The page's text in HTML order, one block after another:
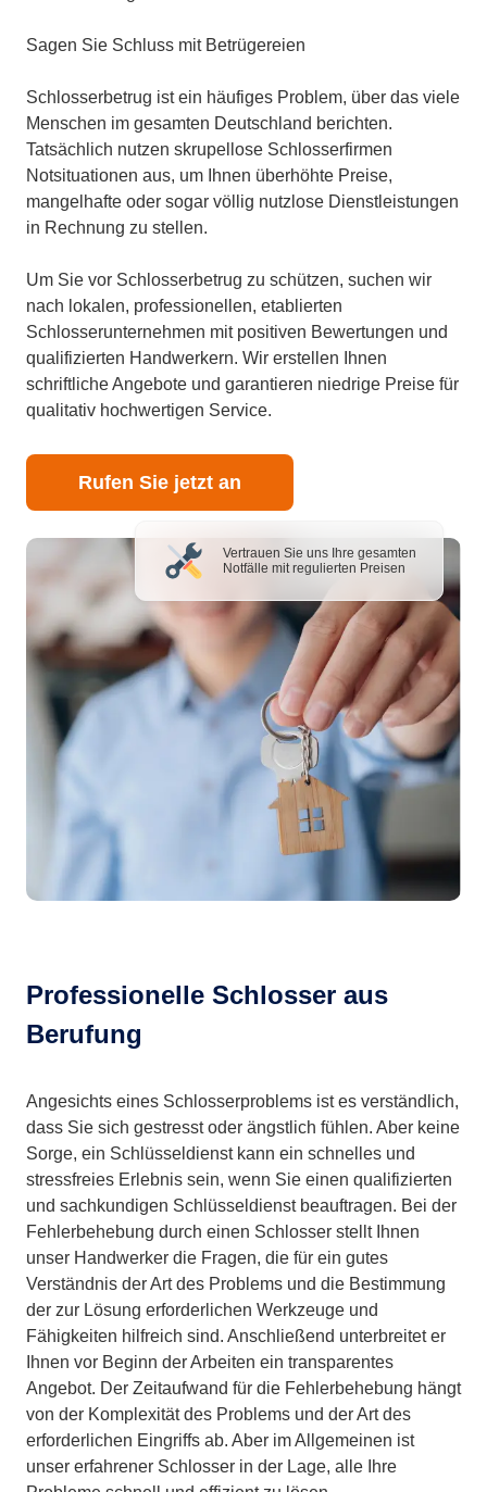
Sagen Sie Schluss mit Betrügereien
Schlosserbetrug ist ein häufiges Problem, über das viele
Menschen im gesamten Deutschland berichten.
Tatsächlich nutzen skrupellose Schlosserfirmen
Notsituationen aus, um Ihnen überhöhte Preise,
mangelhafte oder sogar völlig nutzlose Dienstleistungen
in Rechnung zu stellen.
Um Sie vor Schlosserbetrug zu schützen, suchen wir
nach lokalen, professionellen, etablierten
Schlosserunternehmen mit positiven Bewertungen und
qualifizierten Handwerkern. Wir erstellen Ihnen
schriftliche Angebote und garantieren niedrige Preise für
qualitativ hochwertigen Service.
Rufen Sie jetzt an
Vertrauen Sie uns Ihre gesamten
Notfälle mit regulierten Preisen
Professionelle Schlosser aus
Berufung
Angesichts eines Schlosserproblems ist es verständlich,
dass Sie sich gestresst oder ängstlich fühlen. Aber keine
Sorge, ein Schlüsseldienst kann ein schnelles und
stressfreies Erlebnis sein, wenn Sie einen qualifizierten
und sachkundigen Schlüsseldienst beauftragen. Bei der
Fehlerbehebung durch einen Schlosser stellt Ihnen
unser Handwerker die Fragen, die für ein gutes
Verständnis der Art des Problems und die Bestimmung
der zur Lösung erforderlichen Werkzeuge und
Fähigkeiten hilfreich sind. Anschließend unterbreitet er
Ihnen vor Beginn der Arbeiten ein transparentes
Angebot. Der Zeitaufwand für die Fehlerbehebung hängt
von der Komplexität des Problems und der Art des
erforderlichen Eingriffs ab. Aber im Allgemeinen ist
unser erfahrener Schlosser in der Lage, alle Ihre